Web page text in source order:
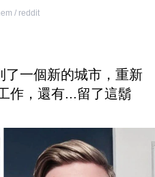
/ reddit
了一個新的城市，重新
作，還有...留了這鬍